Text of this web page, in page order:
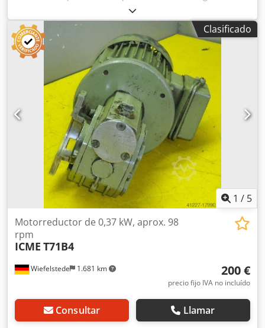
rpm -Potencia: 0,37 kW -Tipo de construcción: B5, angular -
Diámetro del eje hueco: Ø 15 mm -Grado de protección: IP
55 -Peso: 10 kg
Clasificado
1 / 5
Wiefelstede 1.681 km
Motorreductor de 0,37 kW, aprox. 98
rpm
ICME T71B4
200 €
precio fijo IVA no incluído
Consultar Llamar